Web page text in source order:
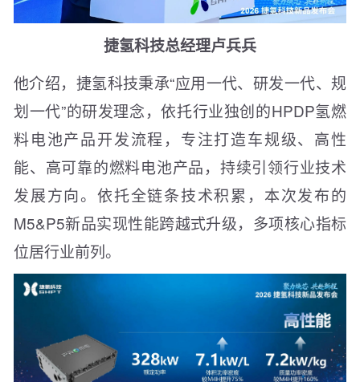
捷氢科技总经理卢兵兵
他介绍，捷氢科技秉承“应用一代、研发一代、规
划一代”的研发理念，依托行业独创的HPDP氢燃
料电池产品开发流程，专注打造车规级、高性
能、高可靠的燃料电池产品，持续引领行业技术
发展方向。依托全链条技术积累，本次发布的
M5&P5新品实现性能跨越式升级，多项核心指标
位居行业前列。